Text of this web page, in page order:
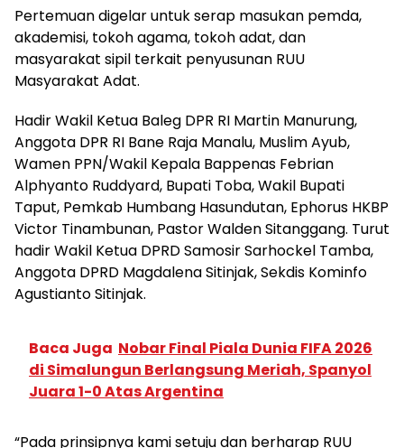
Pertemuan digelar untuk serap masukan pemda,
akademisi, tokoh agama, tokoh adat, dan
masyarakat sipil terkait penyusunan RUU
Masyarakat Adat.
Hadir Wakil Ketua Baleg DPR RI Martin Manurung,
Anggota DPR RI Bane Raja Manalu, Muslim Ayub,
Wamen PPN/Wakil Kepala Bappenas Febrian
Alphyanto Ruddyard, Bupati Toba, Wakil Bupati
Taput, Pemkab Humbang Hasundutan, Ephorus HKBP
Victor Tinambunan, Pastor Walden Sitanggang. Turut
hadir Wakil Ketua DPRD Samosir Sarhockel Tamba,
Anggota DPRD Magdalena Sitinjak, Sekdis Kominfo
Agustianto Sitinjak.
Baca Juga Nobar Final Piala Dunia FIFA 2026
di Simalungun Berlangsung Meriah, Spanyol
Juara 1-0 Atas Argentina
“Pada prinsipnya kami setuju dan berharap RUU